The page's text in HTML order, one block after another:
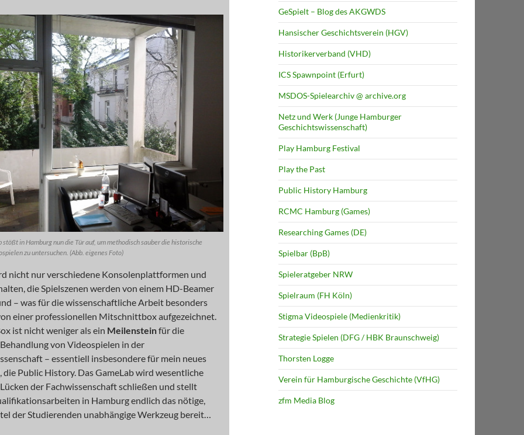
stößt in Hamburg nun die Tür auf, um methodisch sauber die historische
zu untersuchen. (Abb. eigenes Foto)
nicht nur verschiedene Konsolenplattformen und
die Spielszenen werden von einem HD-Beamer
– was für die wissenschaftliche Arbeit besonders
einer professionellen Mitschnittbox aufgezeichnet.
ist nicht weniger als ein Meilensteinfür die
von Videospielen in der
– essentiell insbesondere für mein neues
die Public History. Das GameLab wird wesentliche
der Fachwissenschaft schließen und stellt
in Hamburg endlich das nötige,
der Studierenden unabhängige Werkzeug bereit…
GeSpielt – Blog des AKGWDS
Hansischer Geschichtsverein (HGV)
Historikerverband (VHD)
ICS Spawnpoint (Erfurt)
MSDOS-Spielearchiv @ archive.org
Netz und Werk (Junge Hamburger
Geschichtswissenschaft)
Play Hamburg Festival
Play the Past
Public History Hamburg
RCMC Hamburg (Games)
Researching Games (DE)
Spielbar (BpB)
Spieleratgeber NRW
Spielraum (FH Köln)
Stigma Videospiele (Medienkritik)
Strategie Spielen (DFG / HBK Braunschweig)
Thorsten Logge
Verein für Hamburgische Geschichte (VfHG)
zfm Media Blog